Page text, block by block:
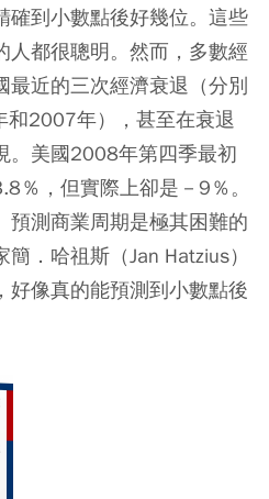
確到小數點後好幾位。這些
人都很聰明。然而，多數經
最近的三次經濟衰退（分別
2007年），甚至在衰退
。美國2008年第四季最初
％，但實際上卻是－9％。
預測商業周期是極其困難的
．哈祖斯（Jan Hatzius）
好像真的能預測到小數點後